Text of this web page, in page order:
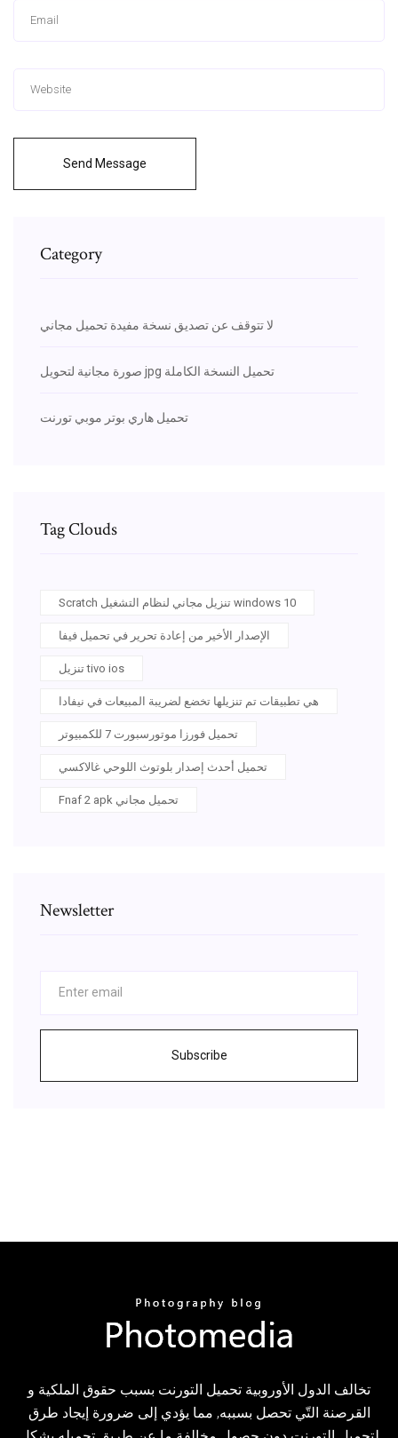
Send Message
Category
لا تتوقف عن تصديق نسخة مفيدة تحميل مجاني
صورة مجانية لتحويل jpg تحميل النسخة الكاملة
تحميل هاري بوتر موبي تورنت
Tag Clouds
Scratch تنزيل مجاني لنظام التشغيل windows 10
الإصدار الأخير من إعادة تحرير في تحميل فيفا
تنزيل tivo ios
هي تطبيقات تم تنزيلها تخضع لضريبة المبيعات في نيفادا
تحميل فورزا موتورسبورت 7 للكمبيوتر
تحميل أحدث إصدار بلوتوث اللوحي غالاكسي
Fnaf 2 apk تحميل مجاني
Newsletter
Subscribe
تخالف الدول الأوروبية تحميل التورنت بسبب حقوق الملكية و
القرصنة التّي تحصل بسببه, مما يؤدي إلى ضرورة إيجاد طرق